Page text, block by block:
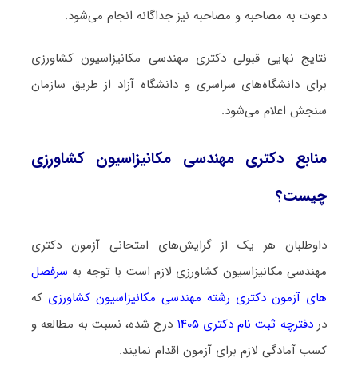
دعوت به مصاحبه و مصاحبه نیز جداگانه انجام می‌شود.
نتایج نهایی قبولی دکتری مهندسی مکانیزاسیون کشاورزی
برای دانشگاه‌های سراسری و دانشگاه آزاد از طریق سازمان
سنجش اعلام می‌شود.
منابع دکتری مهندسی مکانیزاسیون کشاورزی
چیست؟
داوطلبان هر یک از گرایش‌های امتحانی آزمون دکتری
مهندسی مکانیزاسیون کشاورزی لازم است با توجه به سرفصل
های آزمون دکتری رشته مهندسی مکانیزاسیون کشاورزی که
در دفترچه ثبت نام دکتری ۱۴۰۵
درج شده، نسبت به مطالعه و
کسب آمادگی لازم برای آزمون اقدام نمایند.